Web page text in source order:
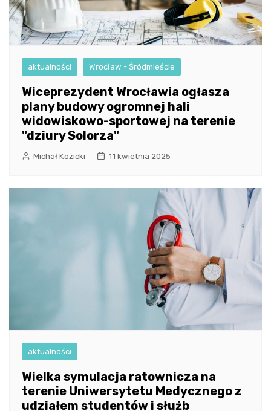
aktualności Wrocław - Śródmieście
Wiceprezydent Wrocławia ogłasza
plany budowy ogromnej hali
widowiskowo-sportowej na terenie
"dziury Solorza"
Michał Kozicki 11 kwietnia 2025
aktualności
Wielka symulacja ratownicza na
terenie Uniwersytetu Medycznego z
udziałem studentów i służb